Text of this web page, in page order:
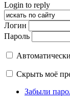
Login to reply
Логин
Пароль
Скрыть моё
Забыли